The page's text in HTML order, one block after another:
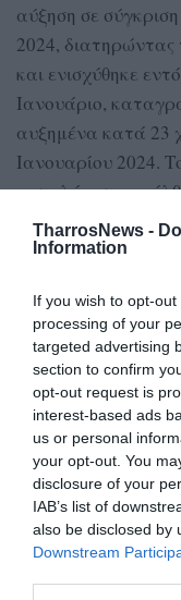
TharrosNews -
Information
If you wish to opt-
processing of your
targeted advertising
section to confirm
opt-out request is
interest-based ads
us or personal
your opt-out. You
disclosure of your
IAB’s list of
also be disclosed by
Downstream
αύξηση σε
2024, διατηρώντας
και ενισχύθηκε
Ιανουάριο,
αυξημένα κατά 23
Ιανουαρίου 2024.
καταλύματα
αύξηση 20 χιλ.
του 2024. Τον
σχέση με τα 204
με άνοδο, καθώς
καταλύματα,
Απρίλιο του 2024
των καταλυμάτων
αυξημένος κατά 18
Μαΐου 2024.
Αξιοσημείωτο
αριθμός των
εκατομμύριο ήδη